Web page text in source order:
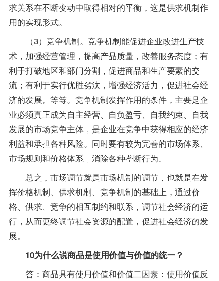
求关系在不断变动中取得相对的平衡，这是供求机制作
用的实现形式。
（3）竞争机制。竞争机制能促进企业改进生产技
术，加强经营管理，提高产品质量，改善服务态度；有
利于打破地区和部门分割，促进商品和生产要素的交
流；有利于实行优胜劣汰，增强经济活力，促进社会经
济的发展。等等。竞争机制发挥作用的条件，主要是企
业必须真正成为自主经营、自负盈亏、自我约束、自我
发展的市场竞争主体，是企业在竞争中获得相应的经济
利益和承担各种风险。同时要有较为完善的市场体系、
市场规则和价格体系，消除各种垄断行为。
总之，市场调节就是市场机制的调节，也就是在发
挥价格机制、供求机制、竞争机制的基础上，通过价
格、供求、竞争的相互制约和联系，调节社会经济的运
行，从而更终调节社会资源的配置，促进社会经济的发
展。
10为什么说商品是使用价值与价值的统一？
答：商品具有使用价值和价值二因素：使用价值反